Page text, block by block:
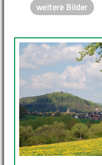
weitere Bilder